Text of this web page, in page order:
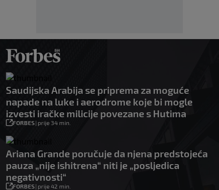
Saudijska Arabija se priprema za moguće
napade na luke i aerodrome koje bi mogle
izvesti iračke milicije povezane s Hutima
FORBES| prije 34 min.
Ariana Grande poručuje da njena predstojeća
pauza „nije ishitrena“ niti je „posljedica
negativnosti“
FORBES| prije 42 min.